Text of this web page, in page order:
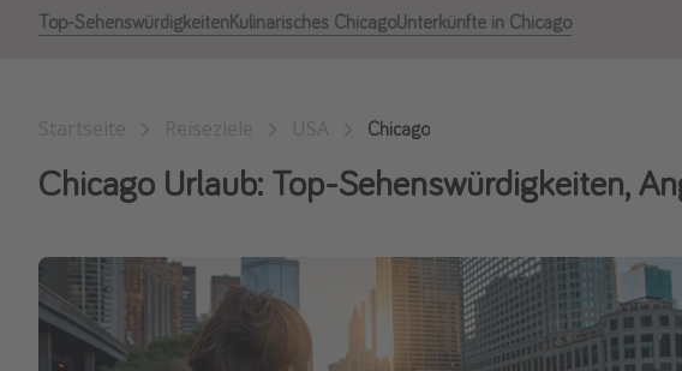
Top-SehenswürdigkeitenKulinarisches ChicagoUnterkünfte in Chicago
Chicago
Chicago Urlaub: Top-Sehenswürdigkeiten,